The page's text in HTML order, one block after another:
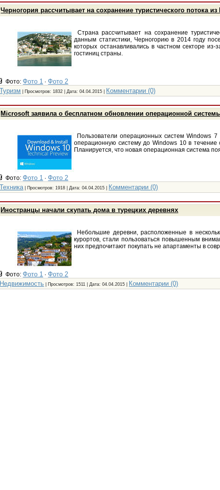
Черногория рассчитывает на сохранение туристического потока из
Страна рассчитывает на сохранение
данным статистики, Черногорию в 2014 году
которых останавливались в частном секторе из-
гостиниц страны.
Фото:Фото 1 ·Фото 2
Туризм
| Просмотров: 1832 | Дата:04.04.2015 Комментарии (0)
Microsoft заявила о бесплатном обновлении операционной
Пользователи операционных систем Windows
операционную систему до Windows 10 в течение
Планируется, что новая операционная система
Фото:Фото 1 ·Фото 2
Техника | Просмотров: 1918 | Дата:04.04.2015 Комментарии (0)
Иностранцы начали скупать дома в турецких деревнях
Небольшие деревни, расположенные в
курортов, стали пользоваться повышенным
них предпочитают покупать не апартаменты в
Фото:Фото 1 ·Фото 2
Недвижимость | Просмотров: 1511 | Дата:04.04.2015 Комментарии (0)